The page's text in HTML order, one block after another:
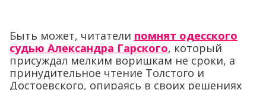
Быть может, читатели помнят одесского
судью Александра Гарского, который
присуждал мелким воришкам не сроки, а
принудительное чтение Толстого и
Достоевского, опираясь в своих решениях